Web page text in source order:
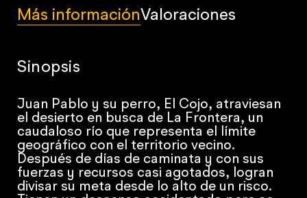
Más informaciónValoraciones
Sinopsis
Juan Pablo y su perro, El Cojo, atraviesan
el desierto en busca de ​La Frontera​, un
caudaloso río que representa el límite
geográfico con el territorio vecino.
Después de días de caminata y con sus
fuerzas y recursos casi agotados, logran
divisar su meta d​esde lo alto de un risco.